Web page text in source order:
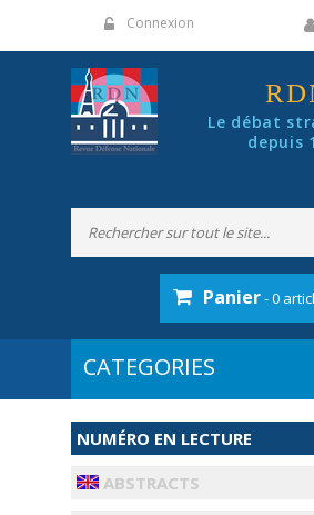
Connexion
Le débat
depuis
Panier- 0
NUMÉRO EN LECTURE
ABSTRACTS